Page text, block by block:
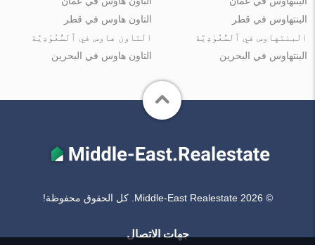
البنتهاوس في قطر
البنتهاوس في ٱلسُّعُوْدِيَّة
البنتهاوس في البحرين
التاون هاوس في قطر
التاون هاوس في ٱلسُّعُوْدِيَّة
التاون هاوس في البحرين
© Middle-East Realestate 2026. كل الحقوق محفوظة!
جهات الاتصال